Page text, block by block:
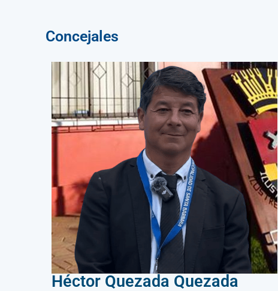
Concejales
Héctor Quezada Quezada